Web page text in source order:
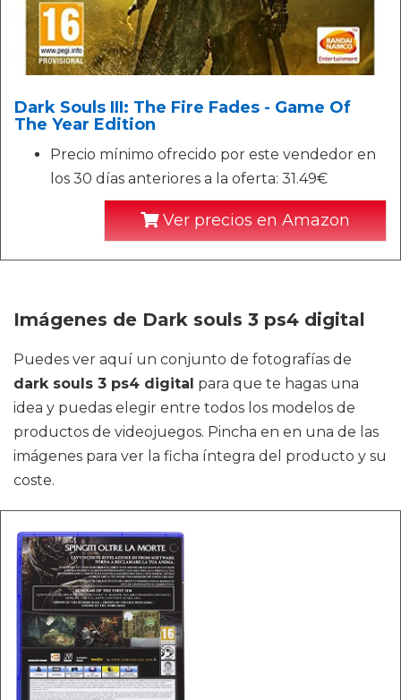
Dark Souls III: The Fire Fades - Game Of
The Year Edition
Precio mínimo ofrecido por este vendedor en
los 30 días anteriores a la oferta: 31.49€
Ver precios en Amazon
Imágenes de Dark souls 3 ps4 digital
Puedes ver aquí un conjunto de fotografías de
dark souls 3 ps4 digital para que te hagas una
idea y puedas elegir entre todos los modelos de
productos de videojuegos. Pincha en en una de las
imágenes para ver la ficha íntegra del producto y su
coste.